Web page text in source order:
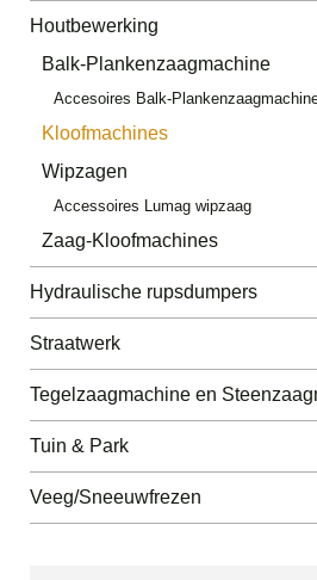
Houtbewerking
Balk-Plankenzaagmachine
Accesoires Balk-
Kloofmachines
Wipzagen
Accessoires Lumag wipzaag
Zaag-Kloofmachines
Hydraulische rupsdumpers
Straatwerk
Tegelzaagmachine en
Tuin & Park
Veeg/Sneeuwfrezen